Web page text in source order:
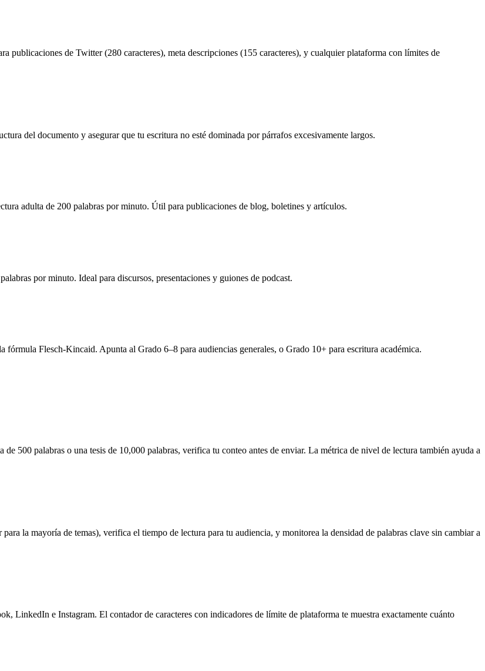
publicaciones de Twitter (280 caracteres), meta descripciones (155 caracteres), y cualquier plataforma con límites de
del documento y asegurar que tu escritura no esté dominada por párrafos excesivamente largos.
adulta de 200 palabras por minuto. Útil para publicaciones de blog, boletines y artículos.
por minuto. Ideal para discursos, presentaciones y guiones de podcast.
fórmula Flesch-Kincaid. Apunta al Grado 6–8 para audiencias generales, o Grado 10+ para escritura académica.
500 palabras o una tesis de 10,000 palabras, verifica tu conteo antes de enviar. La métrica de nivel de lectura también ayuda a
la mayoría de temas), verifica el tiempo de lectura para tu audiencia, y monitorea la densidad de palabras clave sin cambiar a
LinkedIn e Instagram. El contador de caracteres con indicadores de límite de plataforma te muestra exactamente cuánto